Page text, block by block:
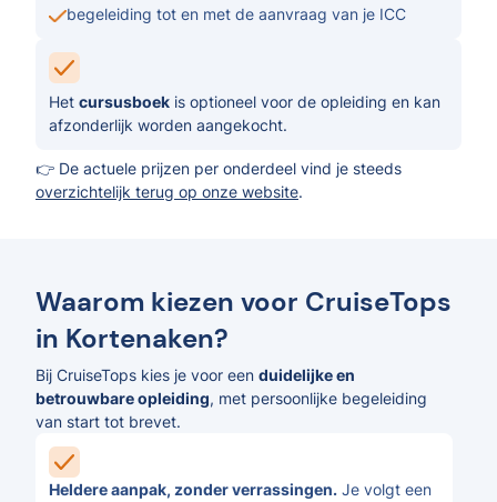
begeleiding tot en met de aanvraag van je ICC
Het cursusboek is optioneel voor de opleiding en kan
afzonderlijk worden aangekocht.
👉 De actuele prijzen per onderdeel vind je steeds
overzichtelijk terug op onze website.
Waarom kiezen voor CruiseTops
in Kortenaken?
Bij CruiseTops kies je voor een duidelijke en
betrouwbare opleiding, met persoonlijke begeleiding
van start tot brevet.
Heldere aanpak, zonder verrassingen. Je volgt een